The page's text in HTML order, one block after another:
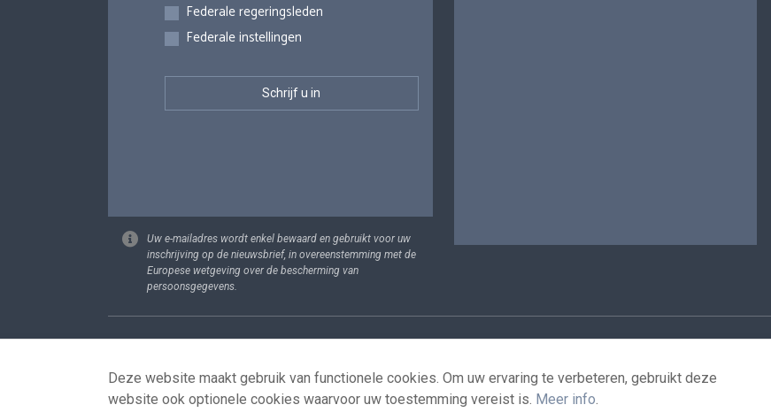
Federale regeringsleden
Federale instellingen
Uw e-mailadres wordt enkel bewaard en gebruikt voor uw
inschrijving op de nieuwsbrief, in overeenstemming met de
Europese wetgeving over de bescherming van
persoonsgegevens.
Footer
Deze website maakt gebruik van functionele cookies. Om uw ervaring te verbeteren, gebruikt deze
website ook optionele cookies waarvoor uw toestemming vereist is. Meer info.